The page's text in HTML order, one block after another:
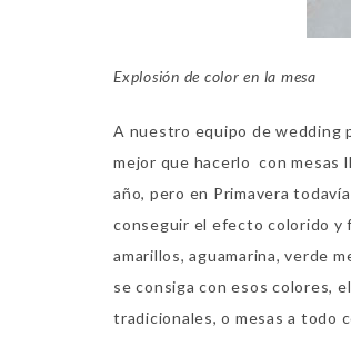
Explosión de color en la mesa
A nuestro equipo de wedding
mejor que hacerlo con mesas
año, pero en Primavera
conseguir el efecto colorido y
amarillos, aguamarina, verde
se consiga con esos colores,
tradicionales, o mesas a todo